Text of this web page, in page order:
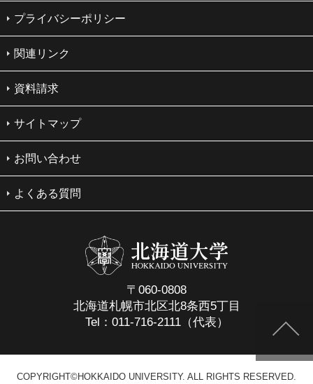
プライバシーポリシー
関連リンク
資料請求
サイトマップ
お問い合わせ
よくある質問
〒060-0808
北海道札幌市北区北8条西5丁目
Tel：011-716-2111（代表）
COPYRIGHT©HOKKAIDO UNIVERSITY. ALL RIGHTS RESERVED.